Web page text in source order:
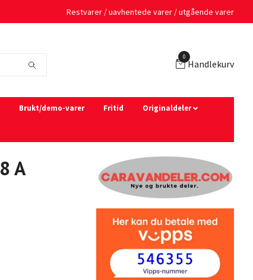
Restvarer / uavhentede varer / utgående varer
0
Handlekurv
Brukt/demo-varer Fritid Originaldeler
A